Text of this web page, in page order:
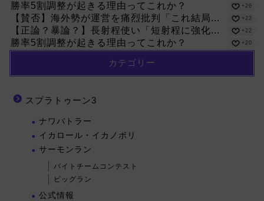
勝率5割調整が起きる理由ってこれか？ +26
【賛否】海外勢が運営を痛烈批判「これ結局... +23
【正論？暴論？】長射程使い「短射程に強化... +22
勝率5割調整が起きる理由ってこれか？ +20
カテゴリー
スプラトゥーン3
ナワバトラー
イカロール・イカノボリ
サーモンラン
バイトチームコンテスト
ビッグラン
公式情報